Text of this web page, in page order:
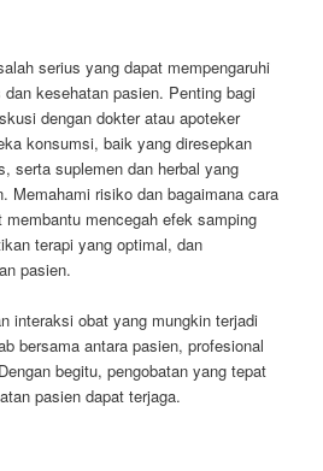
serius yang dapat mempengaruhi
kesehatan pasien. Penting bagi
dengan dokter atau apoteker
konsumsi, baik yang diresepkan
serta suplemen dan herbal yang
Memahami risiko dan bagaimana cara
mencegah efek samping
terapi yang optimal, dan
pasien.
interaksi obat yang mungkin terjadi
bersama antara pasien, profesional
begitu, pengobatan yang tepat
pasien dapat terjaga.